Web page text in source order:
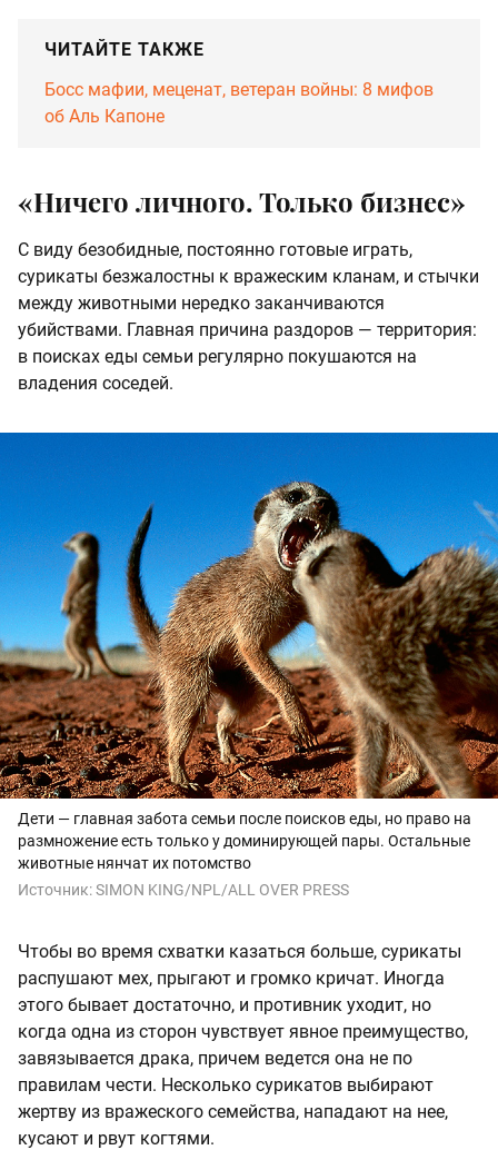
ЧИТАЙТЕ ТАКЖЕ
Босс мафии, меценат, ветеран войны: 8 мифов
об Аль Капоне
«Ничего личного. Только бизнес»
С виду безобидные, постоянно готовые играть,
сурикаты безжалостны к вражеским кланам, и стычки
между животными нередко заканчиваются
убийствами. Главная причина раздоров — территория:
в поисках еды семьи регулярно покушаются на
владения соседей.
Дети — главная забота семьи после поисков еды, но право на
размножение есть только у доминирующей пары. Остальные
животные нянчат их потомство
Источник:SIMON KING/NPL/ALL OVER PRESS
Чтобы во время схватки казаться больше, сурикаты
распушают мех, прыгают и громко кричат. Иногда
этого бывает достаточно, и противник уходит, но
когда одна из сторон чувствует явное преимущество,
завязывается драка, причем ведется она не по
правилам чести. Несколько сурикатов выбирают
жертву из вражеского семейства, нападают на нее,
кусают и рвут когтями.